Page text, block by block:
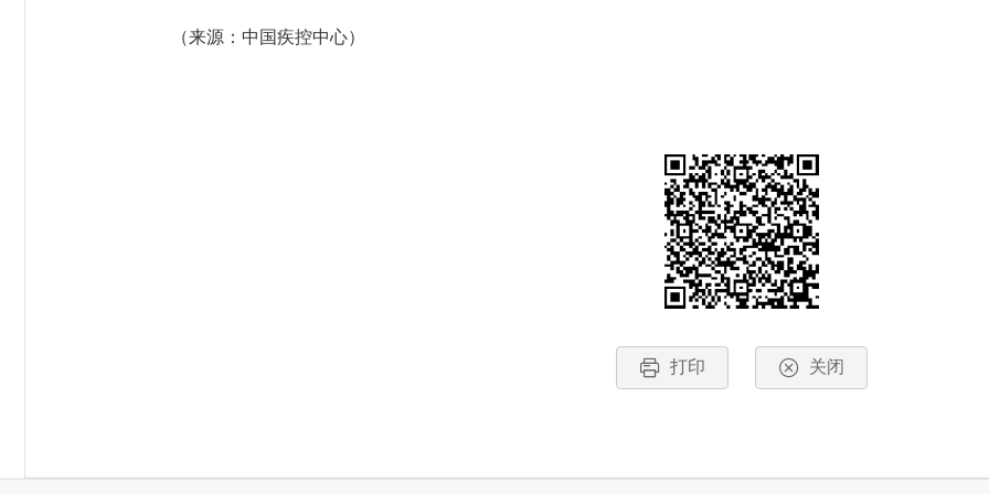
（来源：中国疾控中心）
打印 关闭